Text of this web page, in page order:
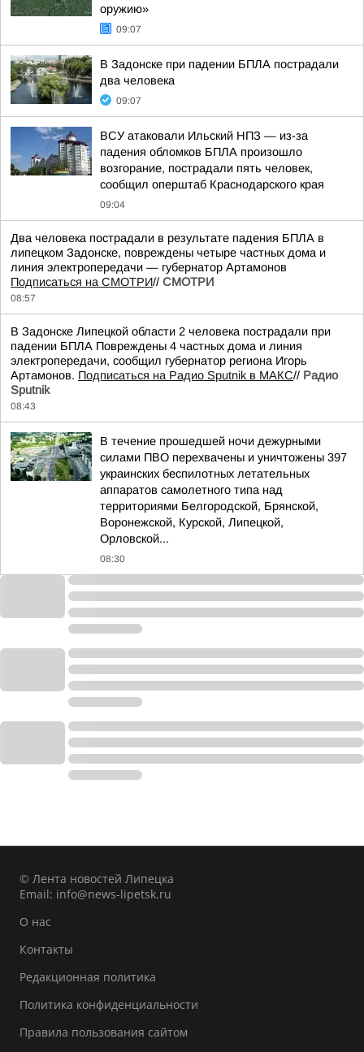
оружию»
09:07
В Задонске при падении БПЛА пострадали
два человека
09:07
ВСУ атаковали Ильский НПЗ — из-за
падения обломков БПЛА произошло
возгорание, пострадали пять человек,
сообщил оперштаб Краснодарского края
09:04
Два человека пострадали в результате падения БПЛА в
липецком Задонске, повреждены четыре частных дома и
линия электропередачи — губернатор Артамонов
Подписаться на СМОТРИ// СМОТРИ
08:57
В Задонске Липецкой области 2 человека пострадали при
падении БПЛА Повреждены 4 частных дома и линия
электропередачи, сообщил губернатор региона Игорь
Артамонов. Подписаться на Радио Sputnik в МАКС// Радио
Sputnik
08:43
В течение прошедшей ночи дежурными
силами ПВО перехвачены и уничтожены 397
украинских беспилотных летательных
аппаратов самолетного типа над
территориями Белгородской, Брянской,
Воронежской, Курской, Липецкой,
Орловской...
08:30
© Лента новостей Липецка
Email: info@news-lipetsk.ru
О нас
Контакты
Редакционная политика
Политика конфиденциальности
Правила пользования сайтом